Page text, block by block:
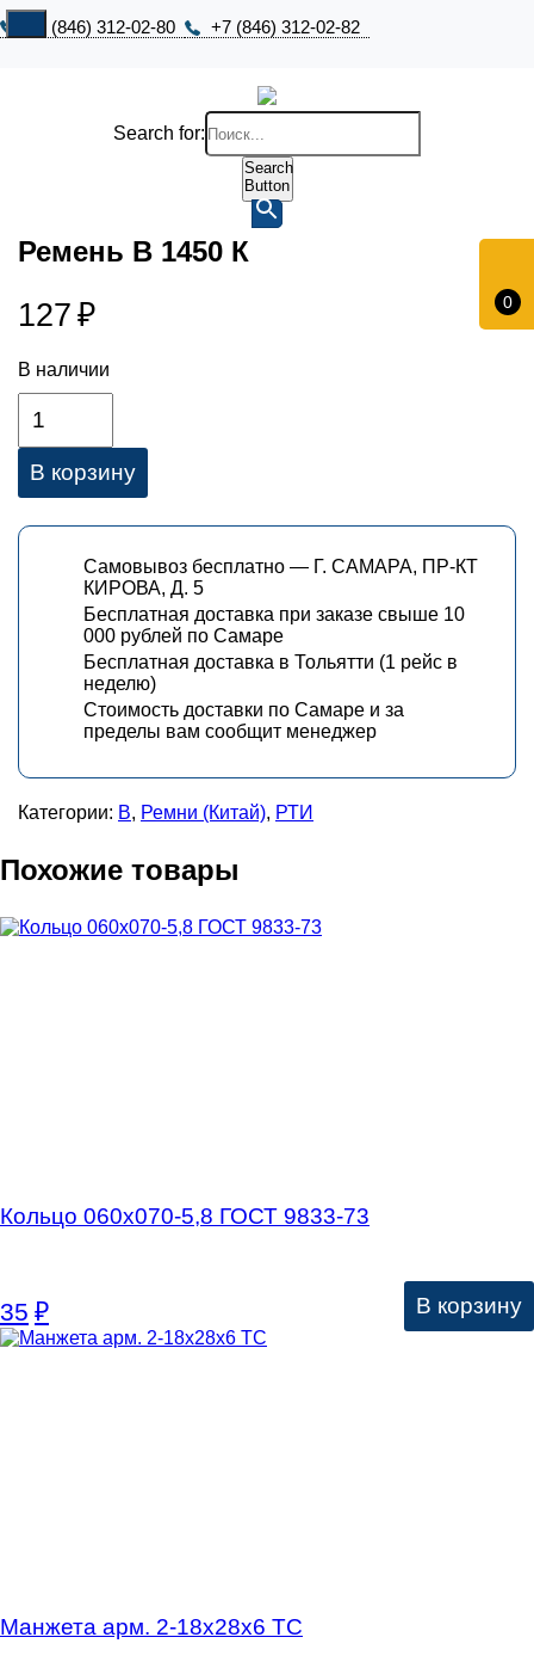
+7 (846) 312-02-80 +7 (846) 312-02-82
0
Search for:
Search
Button
Ремень В 1450 К
127 ₽
В наличии
В корзину
Самовывоз бесплатно — Г. САМАРА, ПР-КТ
КИРОВА, Д. 5
Бесплатная доставка при заказе свыше 10
000 рублей по Самаре
Бесплатная доставка в Тольятти (1 рейс в
неделю)
Стоимость доставки по Самаре и за
пределы вам сообщит менеджер
Категории: В, Ремни (Китай), РТИ
Похожие товары
Кольцо 060х070-5,8 ГОСТ 9833-73
35 ₽ В корзину
Манжета арм. 2-18х28х6 ТС